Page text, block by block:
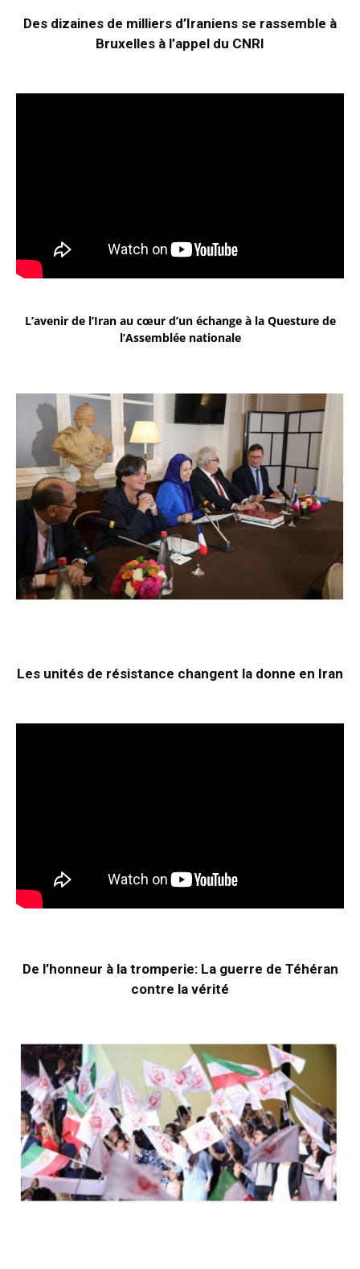
Des dizaines de milliers d’Iraniens se rassemble à
Bruxelles à l’appel du CNRI
L’avenir de l’Iran au cœur d’un échange à la Questure de
l’Assemblée nationale
Les unités de résistance changent la donne en Iran
De l’honneur à la tromperie: La guerre de Téhéran
contre la vérité